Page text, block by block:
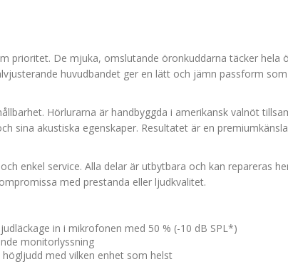
prioritet. De mjuka, omslutande öronkuddarna täcker
huvudbandet ger en lätt och jämn passform
Hörlurarna är handbyggda i amerikansk valnöt
sina akustiska egenskaper. Resultatet är en
enkel service. Alla delar är utbytbara och kan repareras
med prestanda eller ljudkvalitet.
in i mikrofonen med 50 % (-10 dB SPL*)
monitorlyssning
med vilken enhet som helst